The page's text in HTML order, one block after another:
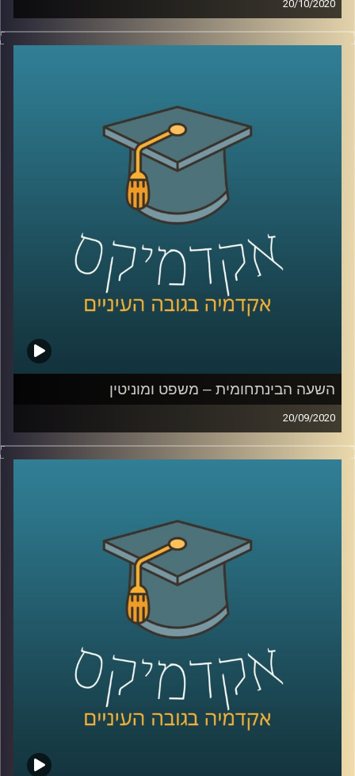
20/10/2020
ד"ר דנה טבת מביה"ס אריסון למנהל עסקים
בנושאי שיווק וקמעונאות רלוונטים ביותר, הן
לצרכנים, אך בעיקר לאנשים מהתעשייה
כיום, בתור האחראית לתחום הלמידה
ההיברידית בפקולטה למנהל עסקים
באוניברסיטת רייכמן, היא מבינה כמה עולמות
הקמעונאות והלמידה שעוברים טרנספורמציה
ומתאימים את עצמם לעולם האון ליין (לקורונה
שלום), דומים מאי פעם
לקוחות, פרסונליזציה של לקוחות, ונראה כמה
למידה וקמעונאות נהיים דומים מיום ליום
קרדיט תמונות:AudioVersity
השעה הבינתחומית – משפט ומוניטין
20/09/2020
תחומי המשפט רבים ומגוונים, אך הנושא של
הצטרפו לשעה בה ד"ר רועי שפירא המתמחה
בממשל תאגידי ורגולציה מרצה בכיר מביה"ס
הארי רדזינר למשפטים יסביר על הנושא
המרתק של משפט ומוניטין, יסביר על הסנקציה
המוניטינית, ועל החשיבות של המשפט בהכוונת
ההתנהגות של חברות עסקיות
קרדיט תמונות:AudioVersity